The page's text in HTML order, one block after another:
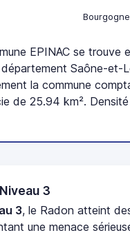
EPINAC se trouve
Saône-et-
la commune
de 25.94 km².
3
3, le Radon atteint
une menace